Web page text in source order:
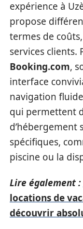
expérience à
propose
termes de
services clients.
Booking.com,
interface
navigation
qui permettent
d’hébergement
spécifiques,
piscine ou la
Lire également :
locations de
découvrir